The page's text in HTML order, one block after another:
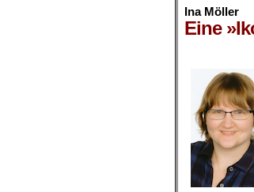
Ina Möller
Eine